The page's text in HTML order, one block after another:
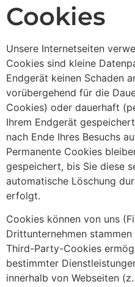
Cookies
Unsere Internetseiten
Cookies sind kleine
Endgerät keinen Schaden
vorübergehend für die
Cookies) oder dauerhaft
Ihrem Endgerät
nach Ende Ihres Besuchs
Permanente Cookies
gespeichert, bis Sie diese
automatische Löschung
erfolgt.
Cookies können von uns
Drittunternehmen
Third-Party-Cookies
bestimmter
innerhalb von Webseiten